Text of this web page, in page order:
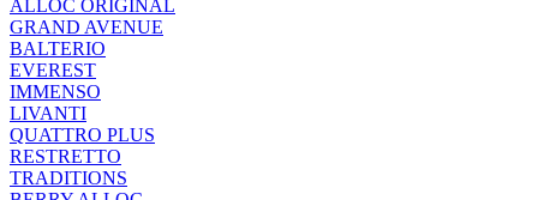
ALLOC ORIGINAL
GRAND AVENUE
BALTERIO
EVEREST
IMMENSO
LIVANTI
QUATTRO PLUS
RESTRETTO
TRADITIONS